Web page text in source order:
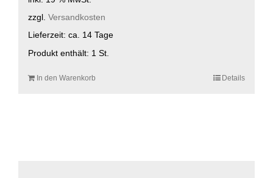
zzgl. Versandkosten
Lieferzeit: ca. 14 Tage
Produkt enthält: 1 St.
In den Warenkorb Details